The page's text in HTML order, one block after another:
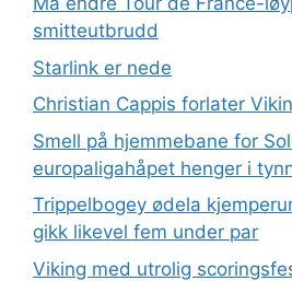
smitteutbrudd
Starlink er nede
Christian Cappis forlater
Smell på hjemmebane for
europaligahåpet henger i
Trippelbogey ødela
gikk likevel fem under par
Viking med utrolig